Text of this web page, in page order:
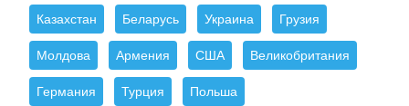
Казахстан Беларусь Украина Грузия
Молдова Армения США Великобритания
Германия Турция Польша